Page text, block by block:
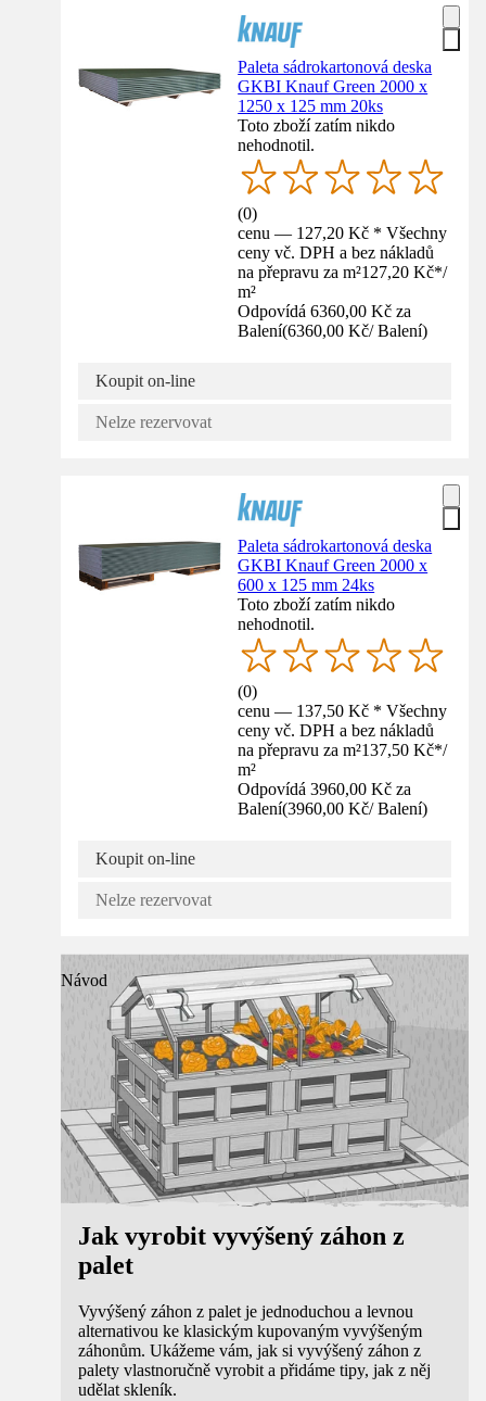
Paleta sádrokartonová deska
GKBI Knauf Green 2000 x
1250 x 125 mm 20ks
Toto zboží zatím nikdo
nehodnotil.
(0)
cenu — 127,20 Kč * Všechny
ceny vč. DPH a bez nákladů
na přepravu za m²127,20 Kč*/
m²
Odpovídá 6360,00 Kč za
Balení(6360,00 Kč/ Balení)
Koupit on-line
Nelze rezervovat
Paleta sádrokartonová deska
GKBI Knauf Green 2000 x
600 x 125 mm 24ks
Toto zboží zatím nikdo
nehodnotil.
(0)
cenu — 137,50 Kč * Všechny
ceny vč. DPH a bez nákladů
na přepravu za m²137,50 Kč*/
m²
Odpovídá 3960,00 Kč za
Balení(3960,00 Kč/ Balení)
Koupit on-line
Nelze rezervovat
Návod
Jak vyrobit vyvýšený záhon z
palet
Vyvýšený záhon z palet je jednoduchou a levnou
alternativou ke klasickým kupovaným vyvýšeným
záhonům. Ukážeme vám, jak si vyvýšený záhon z
palety vlastnoručně vyrobit a přidáme tipy, jak z něj
udělat skleník.